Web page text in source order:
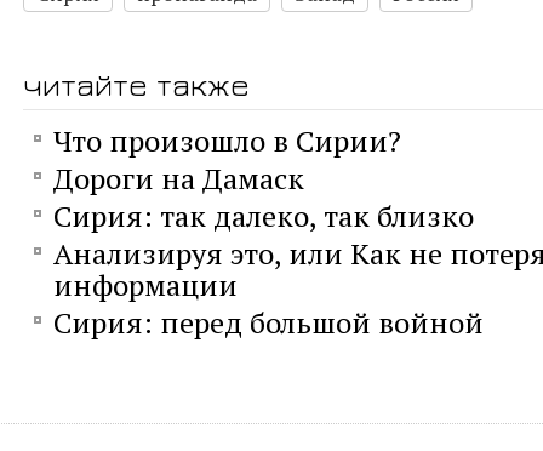
читайте также
Что произошло в Сирии?
Дороги на Дамаск
Сирия: так далеко, так близко
Анализируя это, или Как не
информации
Сирия: перед большой войной